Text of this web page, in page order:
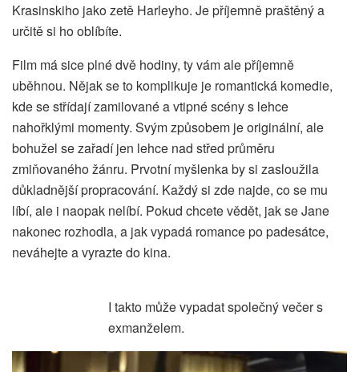
Krasinskiho jako zetě Harleyho. Je příjemně praštěný a
určitě si ho oblíbíte.
Film má sice plné dvě hodiny, ty vám ale příjemně
uběhnou. Nějak se to komplikuje je romantická komedie,
kde se střídají zamilované a vtipné scény s lehce
nahořklými momenty. Svým způsobem je originální, ale
bohužel se zařadí jen lehce nad střed průměru
zmiňovaného žánru. Prvotní myšlenka by si zasloužila
důkladnější propracování. Každý si zde najde, co se mu
líbí, ale i naopak nelíbí. Pokud chcete vědět, jak se Jane
nakonec rozhodla, a jak vypadá romance po padesátce,
neváhejte a vyrazte do kina.
I takto může vypadat společný večer s
exmanželem.